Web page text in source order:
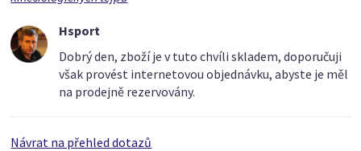
Hsport
Dobrý den, zboží je v tuto chvíli skladem, doporučuji
však provést internetovou objednávku, abyste je měl
na prodejně rezervovány.
Návrat na přehled dotazů